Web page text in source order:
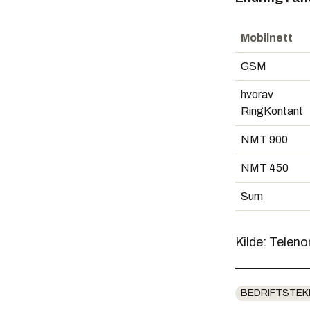
Mobilnett
GSM
hvorav
RingKontant
NMT 900
NMT 450
Sum
Kilde: